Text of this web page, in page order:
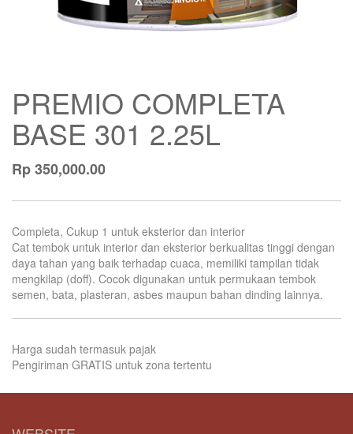
PREMIO COMPLETA
BASE 301 2.25L
Rp350,000.00
Completa, Cukup 1 untuk eksterior dan interior
Cat tembok untuk interior dan eksterior berkualitas tinggi dengan
daya tahan yang baik terhadap cuaca, memiliki tampilan tidak
mengkilap (doff). Cocok digunakan untuk permukaan tembok
semen, bata, plasteran, asbes maupun bahan dinding lainnya.
Harga sudah termasuk pajak
Pengiriman GRATIS untuk zona tertentu